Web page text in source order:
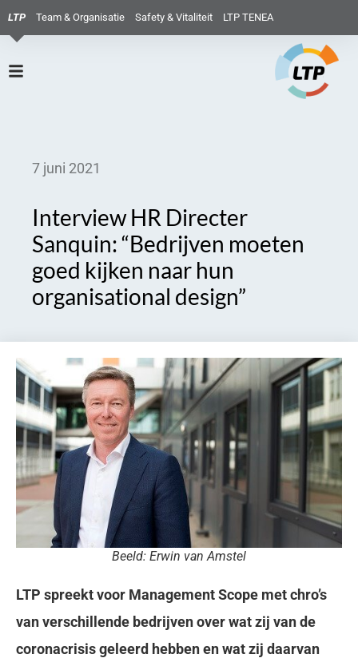
LTP Team & Organisatie Safety & Vitaliteit LTP TENEA
7 juni 2021
Interview HR Directer
Sanquin: “Bedrijven moeten
goed kijken naar hun
organisational design”
Beeld: Erwin van Amstel
LTP spreekt voor Management Scope met chro’s
van verschillende bedrijven over wat zij van de
coronacrisis geleerd hebben en wat zij daarvan